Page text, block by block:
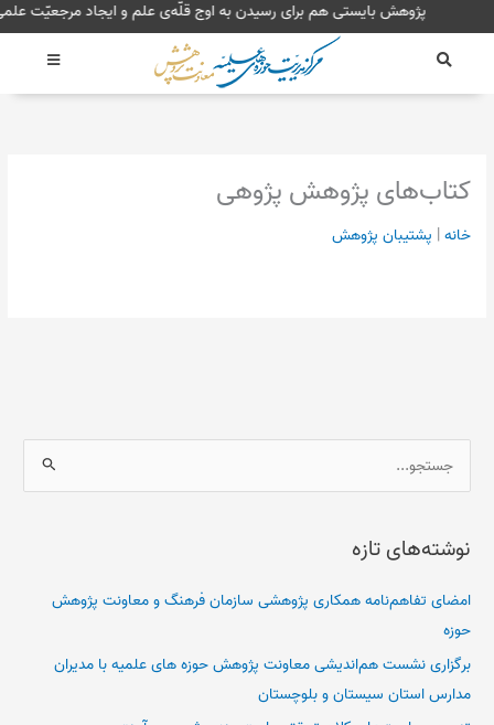
به
پژوهش بایستی هم برای رسیدن به اوج قلّه‌ی علم و ایجاد
کتاب‌های پژوهش پژوهی
خانه| پشتیبان پژوهش
س
ج
ا
ی
نوشته‌های تازه
امضای تفاهم‌نامه همکاری پژوهشی سازمان فرهنگ و معاونت پژوهش
حوزه
برگزاری نشست هم‌اندیشی معاونت پژوهش حوزه های علمیه با مدیران
مدارس استان سیستان و بلوچستان